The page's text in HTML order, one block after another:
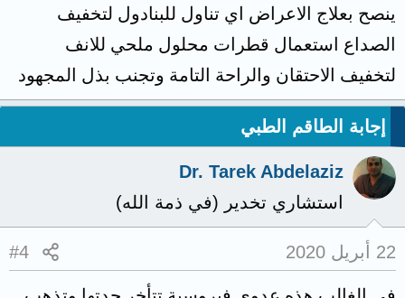
ينصح بعلاج الاعراض اي تناول للبنادول لتخفيف
الصداع استعمال قطرات محلول ملحي للانف
لتخفيف الاحتقان والراحة التامة وتجنب بذل المجهود
إجابة الطاقم الطبي
Dr. Tarek Abdelaziz
استشاري تخدير (في ذمة الله)
22 أبريل 2020 #4